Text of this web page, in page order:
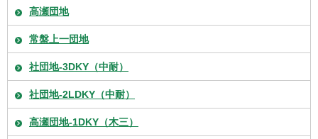
高瀬団地
常盤上一団地
社団地-3DKY（中耐）
社団地-2LDKY（中耐）
高瀬団地-1DKY（木三）